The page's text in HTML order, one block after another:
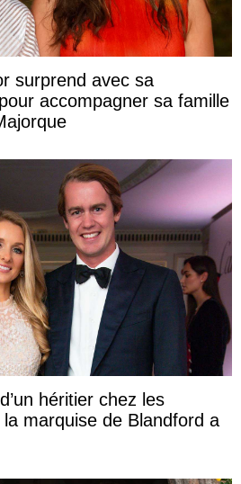
surprend avec sa
accompagner sa famille
héritier chez les
marquise de Blandford a